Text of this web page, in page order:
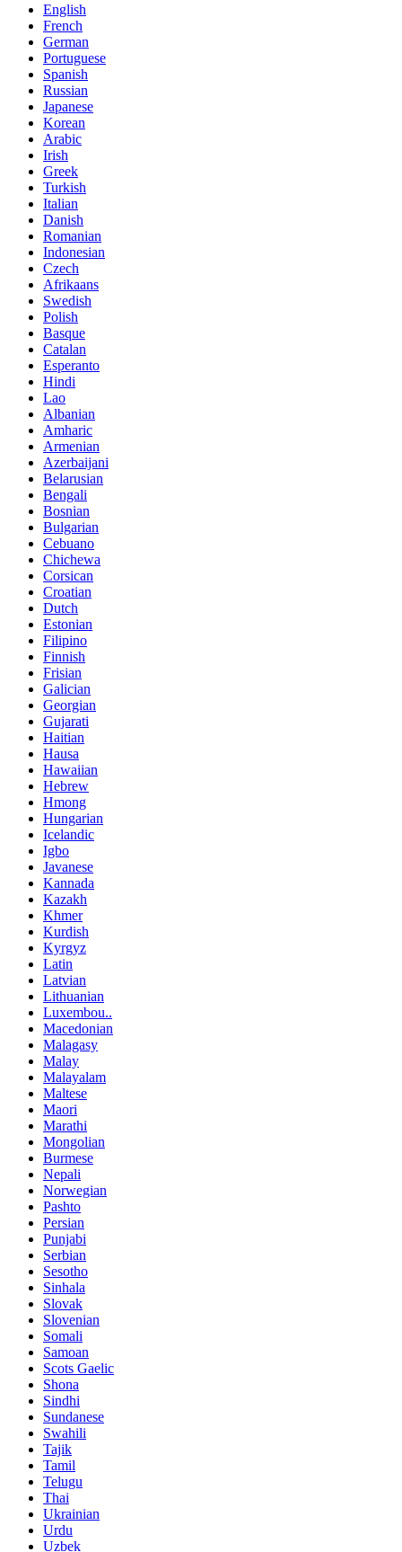
English
French
German
Portuguese
Spanish
Russian
Japanese
Korean
Arabic
Irish
Greek
Turkish
Italian
Danish
Romanian
Indonesian
Czech
Afrikaans
Swedish
Polish
Basque
Catalan
Esperanto
Hindi
Lao
Albanian
Amharic
Armenian
Azerbaijani
Belarusian
Bengali
Bosnian
Bulgarian
Cebuano
Chichewa
Corsican
Croatian
Dutch
Estonian
Filipino
Finnish
Frisian
Galician
Georgian
Gujarati
Haitian
Hausa
Hawaiian
Hebrew
Hmong
Hungarian
Icelandic
Igbo
Javanese
Kannada
Kazakh
Khmer
Kurdish
Kyrgyz
Latin
Latvian
Lithuanian
Luxembou..
Macedonian
Malagasy
Malay
Malayalam
Maltese
Maori
Marathi
Mongolian
Burmese
Nepali
Norwegian
Pashto
Persian
Punjabi
Serbian
Sesotho
Sinhala
Slovak
Slovenian
Somali
Samoan
Scots Gaelic
Shona
Sindhi
Sundanese
Swahili
Tajik
Tamil
Telugu
Thai
Ukrainian
Urdu
Uzbek